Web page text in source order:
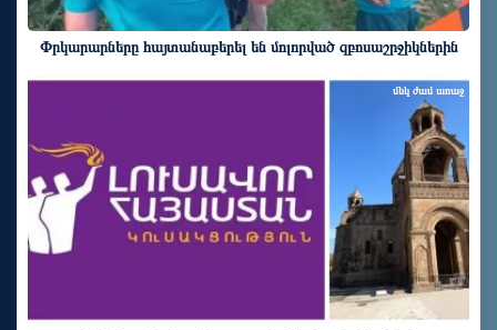
Փրկարարները հայտանաբերել են մոլորված զբոսաշրջիկներին
մեկ ժամ առաջ